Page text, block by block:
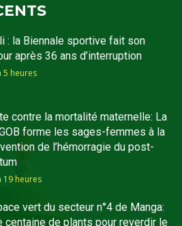
: la Biennale sportive fait son
après 36 ans d’interruption
5 heures
contre la mortalité maternelle: La
forme les sages-femmes à la
de l’hémorragie du post-
19 heures
vert du secteur n°4 de Manga:
centaine de plants pour reverdir le